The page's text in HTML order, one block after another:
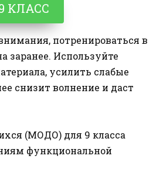
КЛАСС
потренироваться в
заранее. Используйте
усилить слабые
снизит волнение и даст
(МОДО) для 9 класса
функциональной